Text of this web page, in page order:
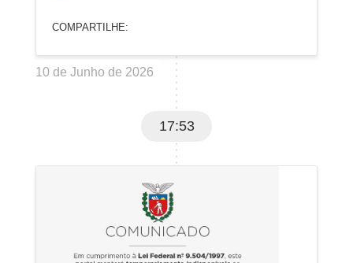
COMPARTILHE:
10 de Junho de 2026
17:53